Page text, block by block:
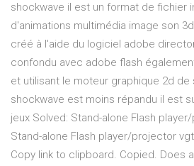
shockwave il est un format de fichier
d'animations multimédia image son
créé à l'aide du logiciel adobe
confondu avec adobe flash
et utilisant le moteur graphique 2d de
shockwave est moins répandu il est
jeux Solved: Stand-alone Flash
Stand-alone Flash player/projector
Copy link to clipboard. Copied. Does